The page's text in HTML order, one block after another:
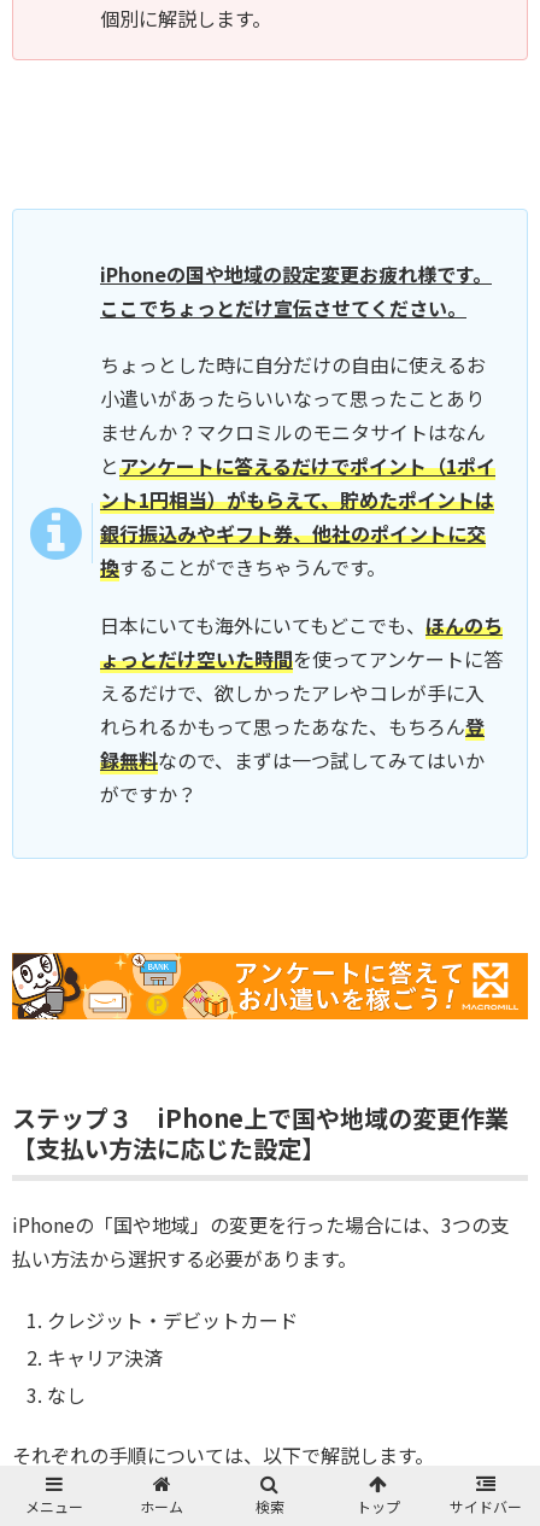
個別に解説します。
iPhoneの国や地域の設定変更お疲れ様です。
ここでちょっとだけ宣伝させてください。
ちょっとした時に自分だけの自由に使えるお
小遣いがあったらいいなって思ったことあり
ませんか？マクロミルのモニタサイトはなん
とアンケートに答えるだけでポイント（1ポイ
ント1円相当）がもらえて、貯めたポイントは
銀行振込みやギフト券、他社のポイントに交
換することができちゃうんです。
日本にいても海外にいてもどこでも、 ほんのち
ょっとだけ空いた時間を使ってアンケートに答
えるだけで、欲しかったアレやコレが手に入
れられるかもって思ったあなた、もちろん登
録無料なので、まずは一つ試してみてはいか
がですか？
ステップ３ iPhone上で国や地域の変更作業
【支払い方法に応じた設定】
iPhoneの「国や地域」の変更を行った場合には、3つの支
払い方法から選択する必要があります。
クレジット・デビットカード
キャリア決済
なし
それぞれの手順については、以下で解説します。
メニュー ホーム 検索 トップ サイドバー